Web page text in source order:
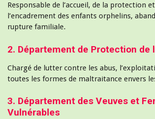
Responsable de l’accueil, de la protection
l’encadrement des enfants orphelins,
rupture familiale.
2. Département de Protection de
Chargé de lutter contre les abus,
toutes les formes de maltraitance envers
3. Département des Veuves et
Vulnérables